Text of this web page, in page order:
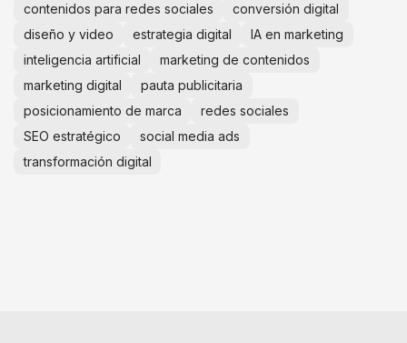
contenidos para redes sociales
conversión digital
diseño y video
estrategia digital
IA en marketing
inteligencia artificial
marketing de contenidos
marketing digital
pauta publicitaria
posicionamiento de marca
redes sociales
SEO estratégico
social media ads
transformación digital